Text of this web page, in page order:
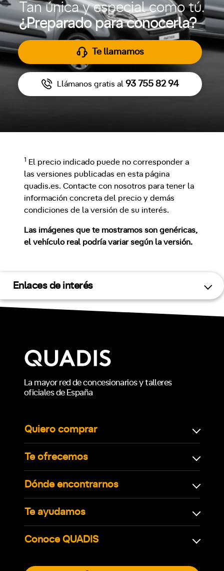
Tan única y especial como tú.
¿Preparado para conocerla?
Te llamamos
Llámanos gratis al 93 755 82 94
1
El precio indicado puede no corresponder a
las versiones publicadas en esta página
quadis.es. Contacte con nosotros para tener la
información concreta del precio y demás
condiciones de la versión de su interés.
Las imágenes que te mostramos son genéricas,
el vehículo real podría variar según la versión.
Enlaces de interés
La mayor red de concesionarios y talleres
oficiales de España
Quiero comprar
Te ofrecemos
Dónde encontrarnos
Te ayudamos
Conoce QUADIS